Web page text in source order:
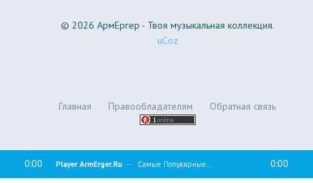
© 2026 АрмЕргер - Твоя музыкальная коллекция.
uCoz
Главная Правообладателям Обратная связь
0:00 0:00
Player ArmErger.Ru Самые Популярные Песни - ArmErger.Ru